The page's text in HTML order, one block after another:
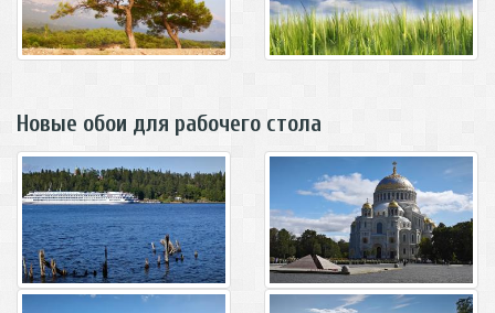
Новые обои для рабочего стола